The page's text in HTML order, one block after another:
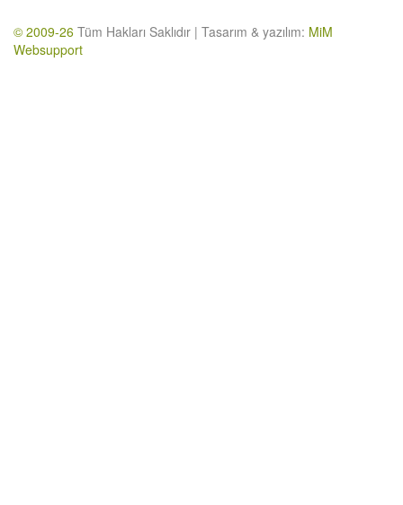
© 2009-26 Tüm Hakları Saklıdır | Tasarım & yazılım: MiM
Websupport